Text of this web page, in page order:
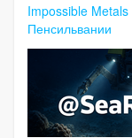
Impossible Metals
Пенсильвании